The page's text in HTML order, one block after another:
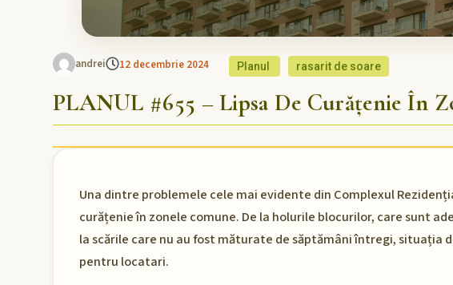
andrei 12 decembrie 2024 Planul rasarit de soare
PLANUL #655 – Lipsa De Curățenie În
Una dintre problemele cele mai evidente din Complexul
curățenie în zonele comune. De la holurile blocurilor, care sunt
la scările care nu au fost măturate de săptămâni întregi, situația
pentru locatari.